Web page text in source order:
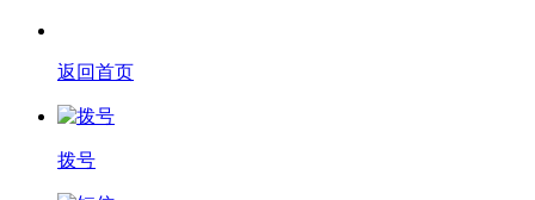
返回首页
拨号